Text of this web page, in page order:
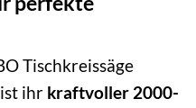
Tischkreissäge
ist ihr kraftvoller 2000-